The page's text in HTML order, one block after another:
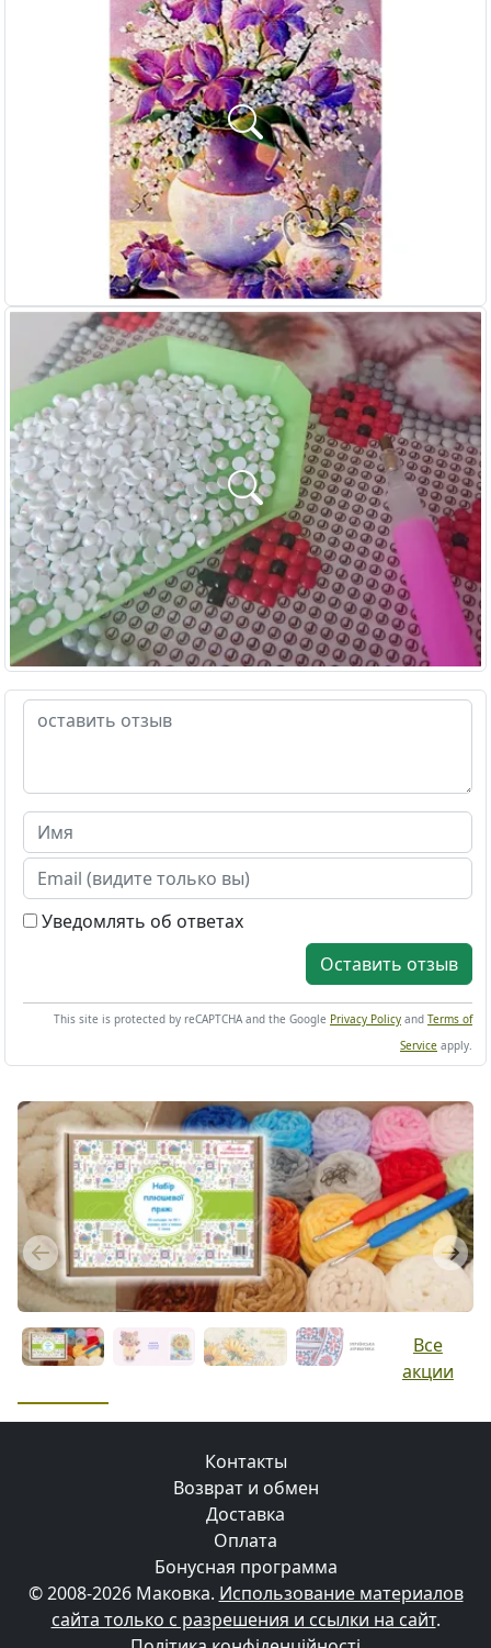
Уведомлять об ответах
Оставить отзыв
This site is protected by reCAPTCHA and the Google Privacy Policy and Terms of
Service apply.
Previous Next
Все
акции
Контакты
Возврат и обмен
Доставка
Оплата
Бонусная программа
© 2008-2026 Маковка. Использование материалов
сайта только с разрешения и ссылки на сайт.